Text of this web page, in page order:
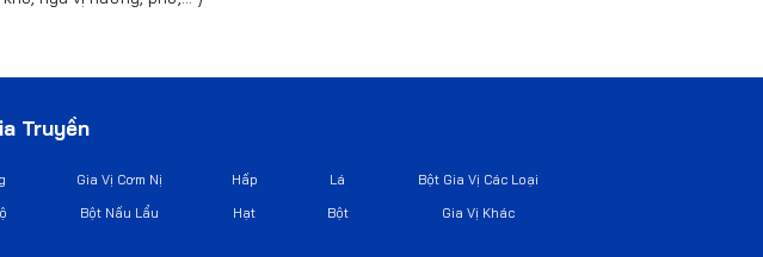
Truyền
Gia Vị Cơm Nị Hấp Lá
Bột Gia Vị Các Loại
Bột Nấu Lẩu Hạt Bột Gia Vị Khác